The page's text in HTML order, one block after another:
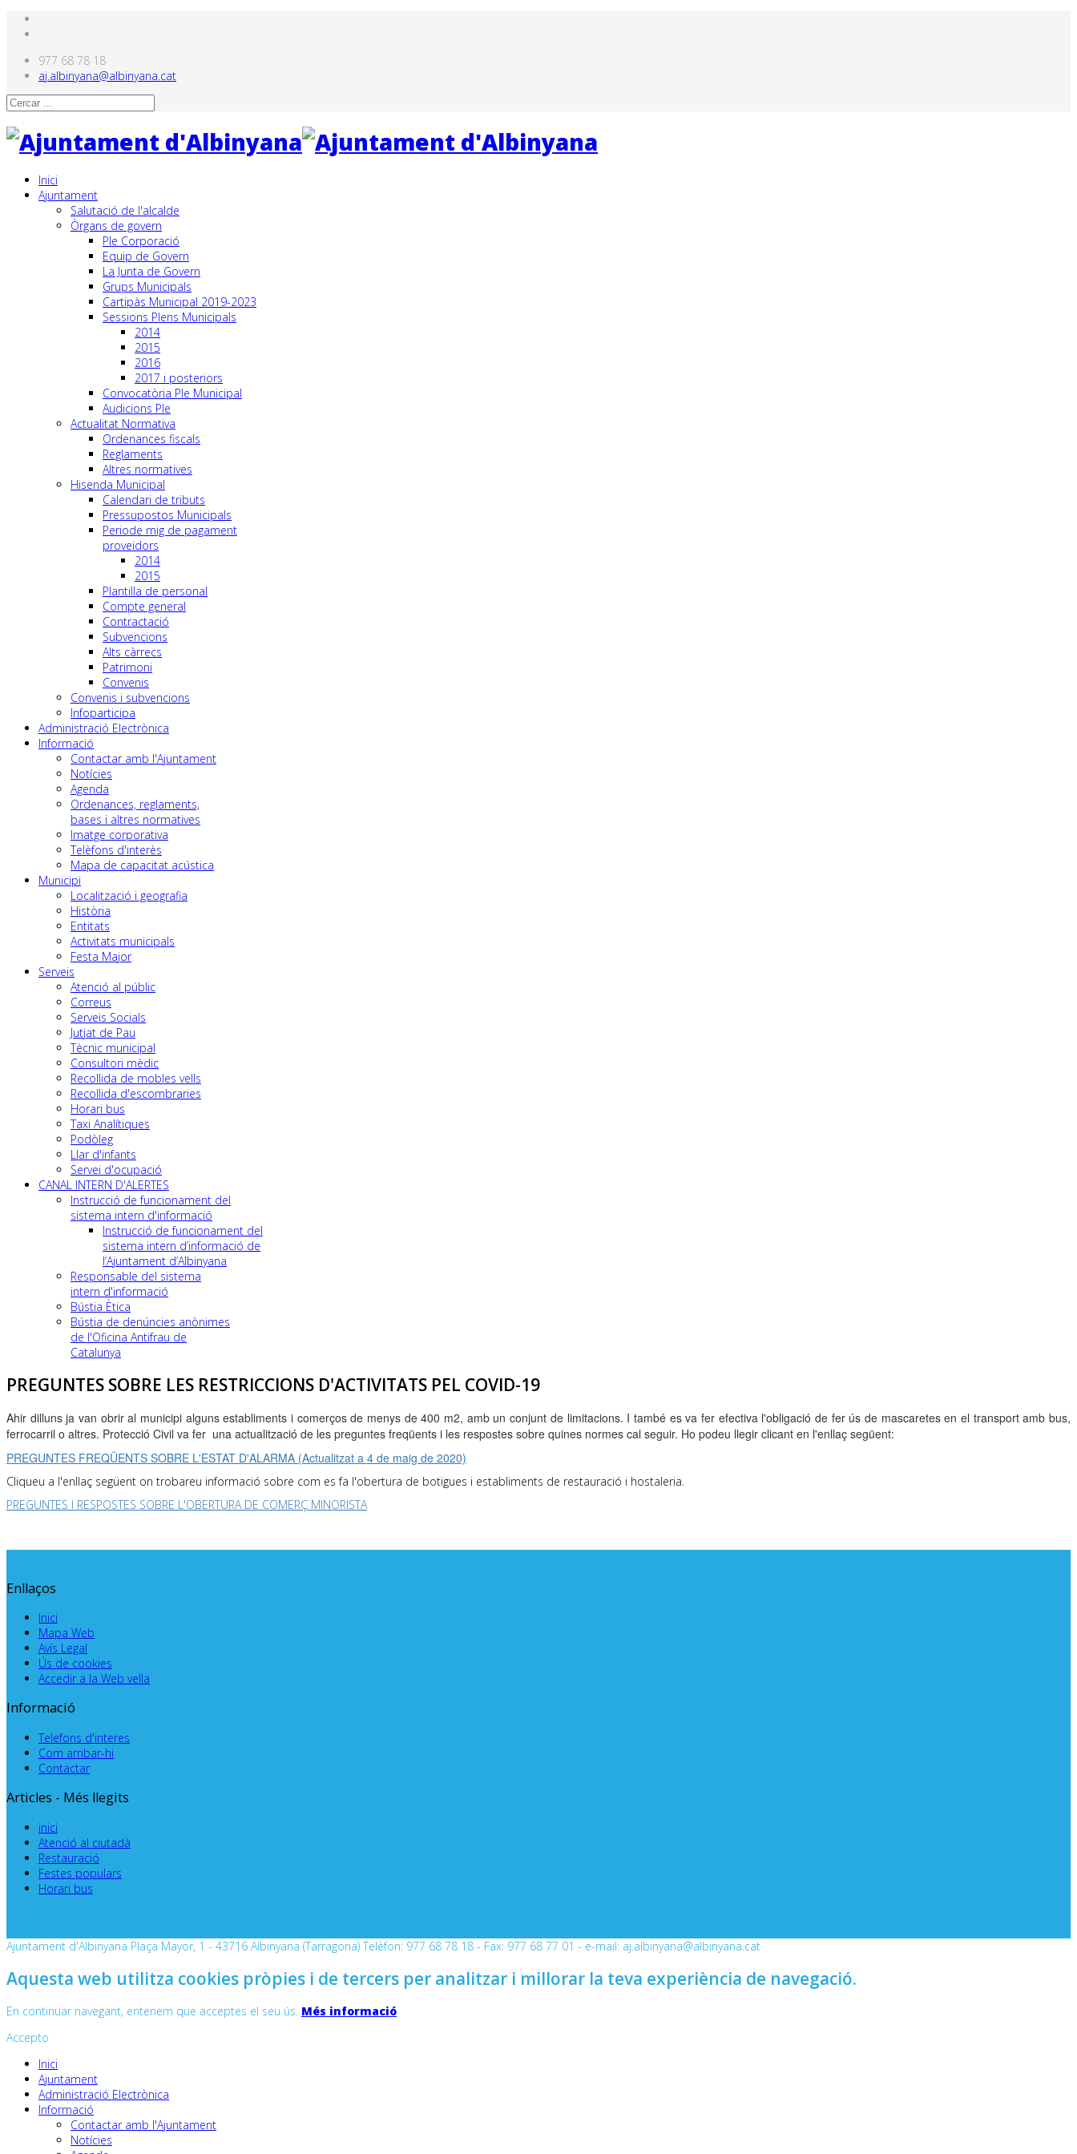
977 68 78 18
aj.albinyana@albinyana.cat
Inici
Ajuntament
Salutació de l'alcalde
Òrgans de govern
Ple Corporació
Equip de Govern
La Junta de Govern
Grups Municipals
Cartipàs Municipal 2019-2023
Sessions Plens Municipals
2014
2015
2016
2017 i posteriors
Convocatòria Ple Municipal
Audicions Ple
Actualitat Normativa
Ordenances fiscals
Reglaments
Altres normatives
Hisenda Municipal
Calendari de tributs
Pressupostos Municipals
Periode mig de pagament
proveidors
2014
2015
Plantilla de personal
Compte general
Contractació
Subvencions
Alts càrrecs
Patrimoni
Convenis
Convenis i subvencions
Infoparticipa
Administració Electrònica
Informació
Contactar amb l'Ajuntament
Notícies
Agenda
Ordenances, reglaments,
bases i altres normatives
Imatge corporativa
Telèfons d'interès
Mapa de capacitat acústica
Municipi
Localització i geografia
Història
Entitats
Activitats municipals
Festa Major
Serveis
Atenció al públic
Correus
Serveis Socials
Jutjat de Pau
Tècnic municipal
Consultori mèdic
Recollida de mobles vells
Recollida d'escombraries
Horari bus
Taxi Analítiques
Podòleg
Llar d'infants
Servei d'ocupació
CANAL INTERN D'ALERTES
Instrucció de funcionament del
sistema intern d'informació
Instrucció de funcionament del
sistema intern d’informació de
l’Ajuntament d’Albinyana
Responsable del sistema
intern d'informació
Bústia Ètica
Bústia de denúncies anònimes
de l'Oficina Antifrau de
Catalunya
PREGUNTES SOBRE LES RESTRICCIONS D'ACTIVITATS PEL COVID-19
Ahir dilluns ja van obrir al municipi alguns establiments i comerços de menys de 400 m2, amb un conjunt de limitacions. I també es va fer efectiva l'obligació de fer ús de mascaretes en el transport amb bus,
ferrocarril o altres. Protecció Civil va fer una actualització de les preguntes freqüents i les respostes sobre quines normes cal seguir. Ho podeu llegir clicant en l'enllaç següent:
PREGUNTES FREQÜENTS SOBRE L'ESTAT D'ALARMA (Actualitzat a 4 de maig de 2020)
Cliqueu a l'enllaç següent on trobareu informació sobre com es fa l'obertura de botigues i establiments de restauració i hostaleria.
PREGUNTES I RESPOSTES SOBRE L'OBERTURA DE COMERÇ MINORISTA
Enllaços
Inici
Mapa Web
Avís Legal
Ús de cookies
Accedir a la Web vella
Informació
Telefons d'interes
Com arribar-hi
Contactar
Articles - Més llegits
inici
Atenció al ciutadà
Restauració
Festes populars
Horari bus
Ajuntament d'Albinyana Plaça Mayor, 1 - 43716 Albinyana (Tarragona) Telèfon: 977 68 78 18 - Fax: 977 68 77 01 - e-mail: aj.albinyana@albinyana.cat
Aquesta web utilitza cookies pròpies i de tercers per analitzar i millorar la teva experiència de navegació.
En continuar navegant, entenem que acceptes el seu ús. Més informació
Accepto
Inici
Ajuntament
Administració Electrònica
Informació
Contactar amb l'Ajuntament
Notícies